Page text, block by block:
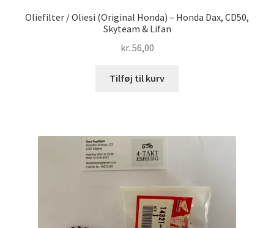
Oliefilter / Oliesi (Original Honda) – Honda Dax, CD50,
Skyteam & Lifan
kr. 56,00
Tilføj til kurv